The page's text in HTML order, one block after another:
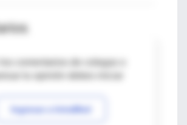
los comentarios de colegas o
Ingresar a IntraMed